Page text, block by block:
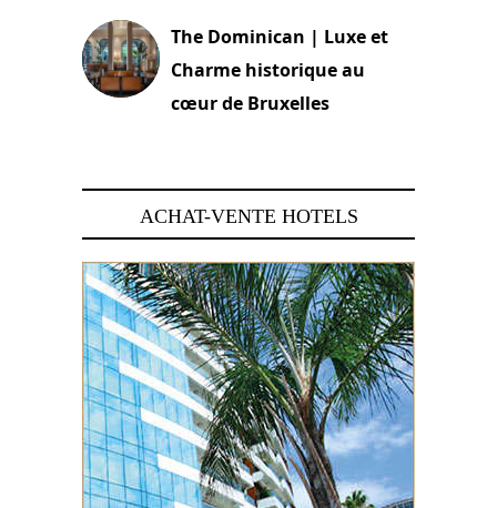
The Dominican | Luxe et
Charme historique au
cœur de Bruxelles
ACHAT-VENTE HOTELS